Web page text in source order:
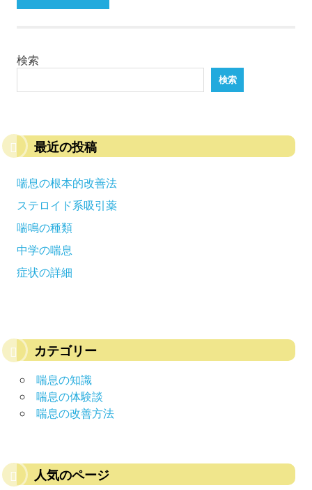
検索
検索
最近の投稿
喘息の根本的改善法
ステロイド系吸引薬
喘鳴の種類
中学の喘息
症状の詳細
カテゴリー
喘息の知識
喘息の体験談
喘息の改善方法
人気のページ